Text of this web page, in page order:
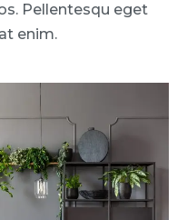
Pellentesqu eget
enim.